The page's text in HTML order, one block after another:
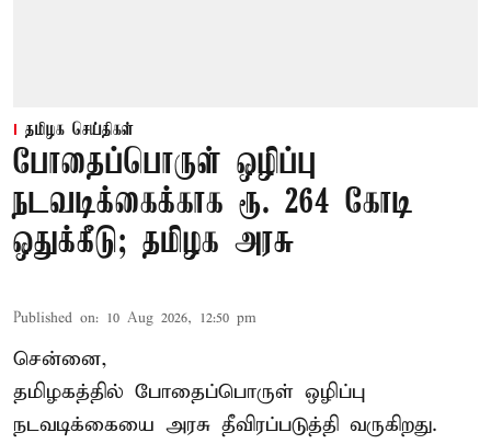
தமிழக செய்திகள்
போதைப்பொருள் ஒழிப்பு
நடவடிக்கைக்காக ரூ. 264 கோடி
ஒதுக்கீடு; தமிழக அரசு
Published on: 10 Aug 2026, 12:50 pm
சென்னை,
தமிழகத்தில் போதைப்பொருள் ஒழிப்பு
நடவடிக்கையை அரசு தீவிரப்படுத்தி வருகிறது.